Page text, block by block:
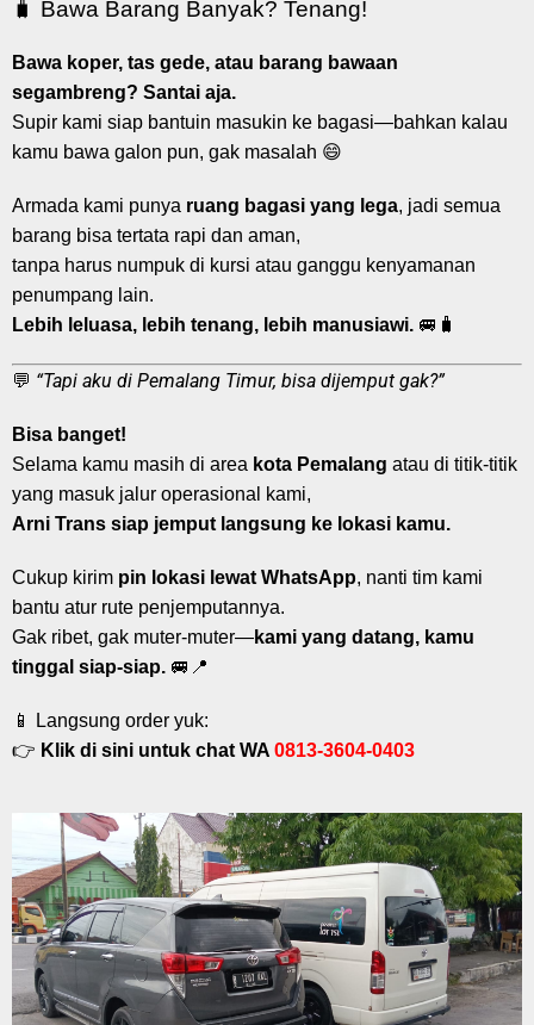
🧳 Bawa Barang Banyak? Tenang!
Bawa koper, tas gede, atau barang bawaan
segambreng? Santai aja.
Supir kami siap bantuin masukin ke bagasi—bahkan kalau
kamu bawa galon pun, gak masalah 😄
Armada kami punya ruang bagasi yang lega, jadi semua
barang bisa tertata rapi dan aman,
tanpa harus numpuk di kursi atau ganggu kenyamanan
penumpang lain.
Lebih leluasa, lebih tenang, lebih manusiawi. 🚐🧳
💬 “Tapi aku di Pemalang Timur, bisa dijemput gak?”
Bisa banget!
Selama kamu masih di area kota Pemalang atau di titik-titik
yang masuk jalur operasional kami,
Arni Trans siap jemput langsung ke lokasi kamu.
Cukup kirim pin lokasi lewat WhatsApp, nanti tim kami
bantu atur rute penjemputannya.
Gak ribet, gak muter-muter—kami yang datang, kamu
tinggal siap-siap. 🚐📍
📱 Langsung order yuk:
👉 Klik di sini untuk chat WA 0813-3604-0403